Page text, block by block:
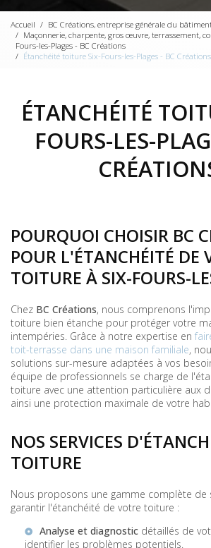
Accueil
BC Créations, entreprise générale du
Maçonnerie, charpente, gros œuvre, terrassement,
Fours-les-Plages - BC Créations
Étanchéité toiture Six-Fours-les-Plages - BC Créations
ÉTANCHÉITÉ
FOURS-LES-
POURQUOI CHOISIR BC
POUR L'ÉTANCHÉITÉ DE
TOITURE À SIX-FOURS-
Chez BC Créations, nous comprenons
toiture bien étanche pour protéger votre
intempéries. Grâce à notre expertise en
toit-terrasse dans une maison familiale,
solutions sur-mesure adaptées à vos
équipe de professionnels se charge de
toiture avec une attention particulière aux
ainsi une protection maximale de votre
NOS SERVICES
TOITURE
Nous proposons une gamme complète de
garantir l'étanchéité de votre toiture :
Analyse et diagnostic détaillés de
identifier les problèmes potentiels.